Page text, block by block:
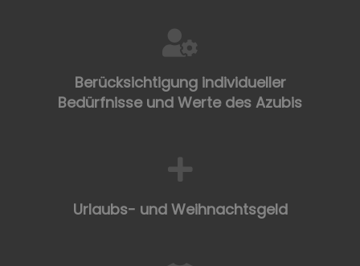
Berücksichtigung individueller
Bedürfnisse und Werte des Azubis
Urlaubs- und Weihnachtsgeld